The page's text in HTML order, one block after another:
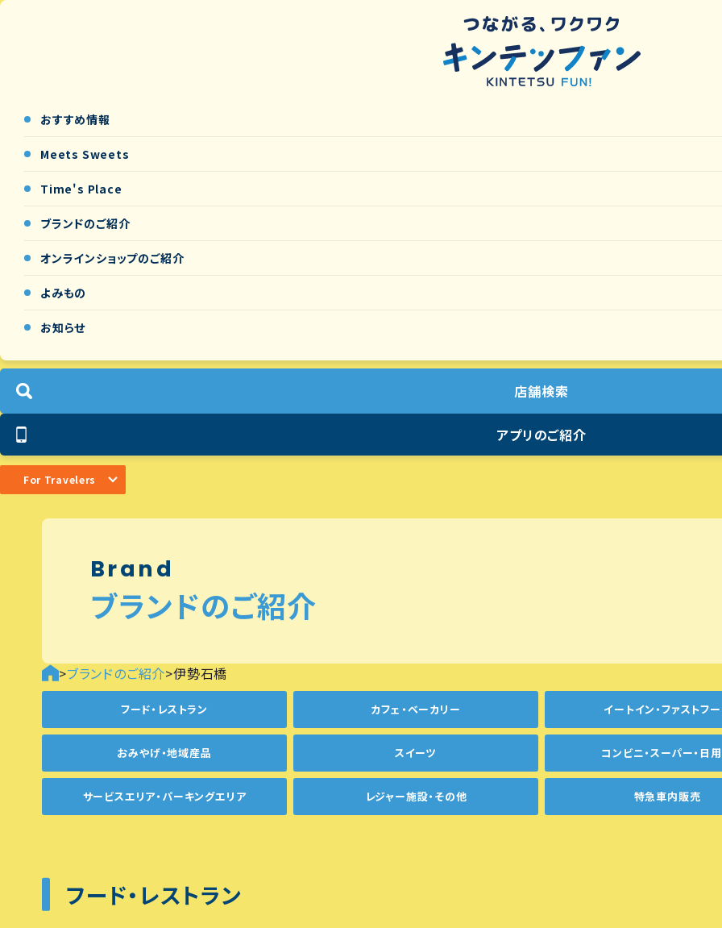
おすすめ情報
Meets Sweets
Time's Place
ブランドのご紹介
オンラインショップのご紹介
よみもの
お知らせ
店舗検索
アプリのご紹介
For Travelers
Brand
ブランドのご紹介
>ブランドのご紹介>伊勢石橋
フード・レストラン カフェ・ベーカリー イートイン・ファストフ
おみやげ・地域産品 スイーツ コンビニ・スーパー・日
サービスエリア・パーキングエリア レジャー施設・その他 特急車内販売
フード・レストラン